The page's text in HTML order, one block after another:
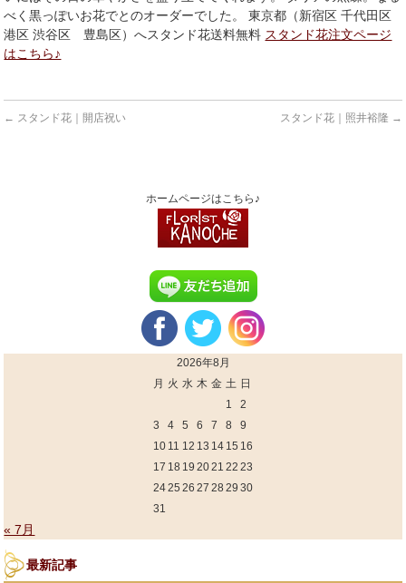
べく黒っぽいお花でとのオーダーでした。 東京都（新宿区 千代田区
港区 渋谷区 豊島区）へスタンド花送料無料 スタンド花注文ページ
はこちら♪
← スタンド花｜開店祝い スタンド花｜照井裕隆 →
ホームページはこちら♪
2026年8月
月 火 水 木 金 土 日
1
2
3
4 5 6 7 8
9
10 11 12 13 14 15 16
17 18 19 2021 22 23
2425 26 27 28 29 30
31
« 7月
最新記事